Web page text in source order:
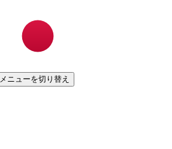
メニューを切り替え